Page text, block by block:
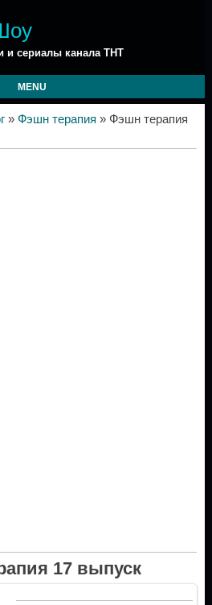
и сериалы канала ТНТ
MENU
» Фэшн терапия » Фэшн терапия
17 выпуск